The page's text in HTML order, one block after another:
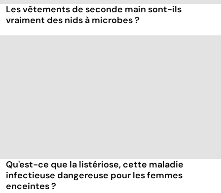
Les vêtements de seconde main sont-ils
vraiment des nids à microbes ?
Qu'est-ce que la listériose, cette maladie
infectieuse dangereuse pour les femmes
enceintes ?